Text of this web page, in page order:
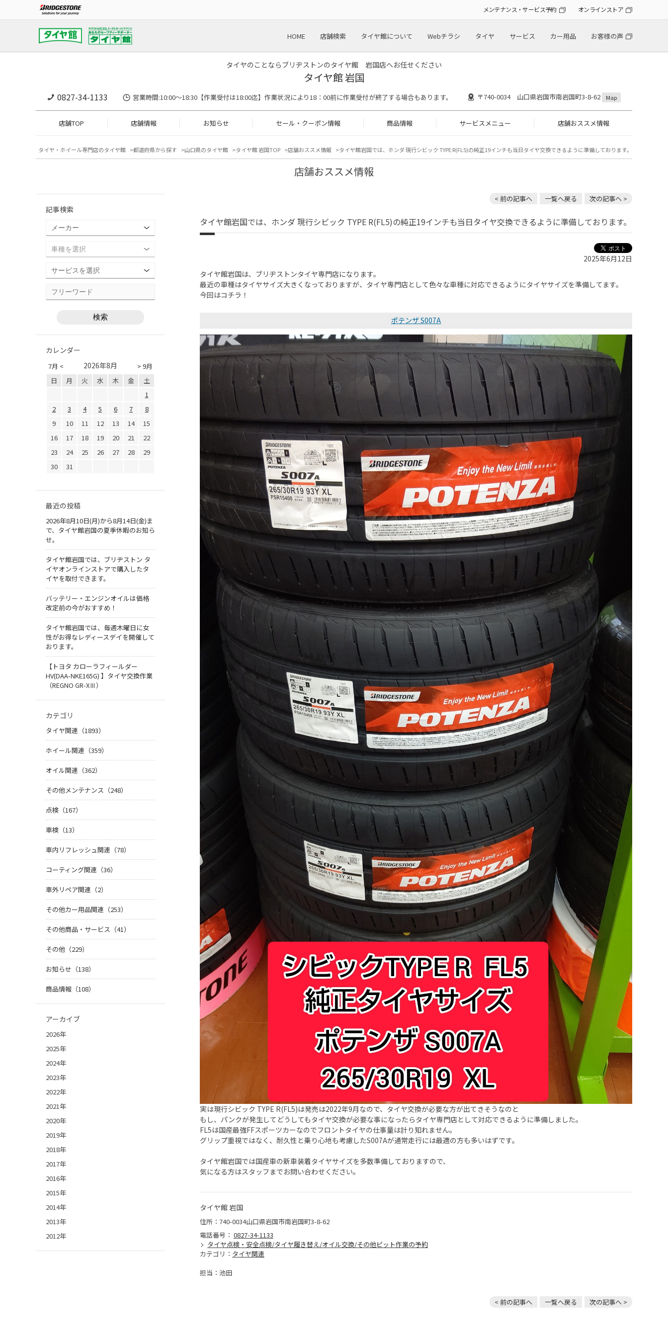
メンテナンス・サービス予約 オンラインストア
HOME 店舗検索 タイヤ館について Webチラシ タイヤ サービス カー用品 お客様の声
タイヤのことならブリヂストンのタイヤ館 岩国店へお任せください
タイヤ館 岩国
0827-34-1133 営業時間:10:00〜18:30【作業受付は18:00迄】作業状況により18：00前に作業受付が終了する場合もあります。 〒740-0034 山口県岩国市南岩国町3-8-62 Map
店舗TOP 店舗情報 お知らせ セール・クーポン情報 商品情報 サービスメニュー 店舗おススメ情報
タイヤ・ホイール専門店のタイヤ館 都道府県から探す 山口県のタイヤ館 タイヤ館 岩国TOP 店舗おススメ情報 タイヤ館岩国では、ホンダ 現行シビック TYPE R(FL5)の純正19インチも当日タイヤ交換できるように準備しております。
店舗おススメ情報
< 前の記事へ 一覧へ戻る 次の記事へ >
タイヤ館岩国では、ホンダ 現行シビック TYPE R(FL5)の純正19インチも当日タイヤ交換できるように準備しております。
2025年6月12日
タイヤ館岩国は、ブリヂストンタイヤ専門店になります。
最近の車種はタイヤサイズ大きくなっておりますが、タイヤ専門店として色々な車種に対応できるようにタイヤサイズを準備してます。
今回はコチラ！
ポテンザ S007A
実は現行シビック TYPE R(FL5)は発売は2022年9月なので、タイヤ交換が必要な方が出てきそうなのと
もし、パンクが発生してどうしてもタイヤ交換が必要な事になったらタイヤ専門店として対応できるように準備しました。
FL5は国産最強FFスポーツカーなのでフロントタイヤの仕事量は計り知れません。
グリップ重視ではなく、耐久性と乗り心地も考慮したS007Aが通常走行には最適の方も多いはずです。
タイヤ館岩国では国産車の新車装着タイヤサイズを多数準備しておりますので、
気になる方はスタッフまでお問い合わせください。
タイヤ館 岩国
住所：740-0034山口県岩国市南岩国町3-8-62
電話番号： 0827-34-1133
タイヤ点検・安全点検/タイヤ履き替え/オイル交換/その他ピット作業の予約
カテゴリ： タイヤ関連
担当：池田
< 前の記事へ 一覧へ戻る 次の記事へ >
記事検索
カレンダー
7月 < > 9月
2026年8月
日 月 火 水 木 金
土
1
2
3 4 5 6 7
8
9
10 11 12 13 14
15
16
17 18 19 20 21
22
23
24 25 26 27 28
29
30
31
最近の投稿
2026年8月10日(月)から8月14日(金)ま
で、タイヤ館岩国の夏季休暇のお知ら
せ。
タイヤ館岩国では、ブリヂストン タ
イヤオンラインストアで購入したタ
イヤを取付できます。
バッテリー・エンジンオイルは価格
改定前の今がおすすめ！
タイヤ館岩国では、毎週木曜日に女
性がお得なレディースデイを開催して
おります。
【トヨタ カローラフィールダー
HV(DAA-NKE165G) 】タイヤ交換作業
（REGNO GR-XⅢ）
カテゴリ
タイヤ関連（1893）
ホイール関連（359）
オイル関連（362）
その他メンテナンス（248）
点検（167）
車検（13）
車内リフレッシュ関連（78）
コーティング関連（36）
車外リペア関連（2）
その他カー用品関連（253）
その他商品・サービス（41）
その他（229）
お知らせ（138）
商品情報（108）
アーカイブ
2026年
2025年
2024年
2023年
2022年
2021年
2020年
2019年
2018年
2017年
2016年
2015年
2014年
2013年
2012年